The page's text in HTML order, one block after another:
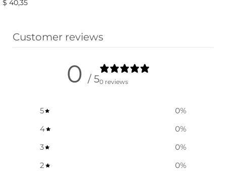
$ 40,35
Customer reviews
0 / 50 reviews
5 0%
4
0%
3
0%
2
0%